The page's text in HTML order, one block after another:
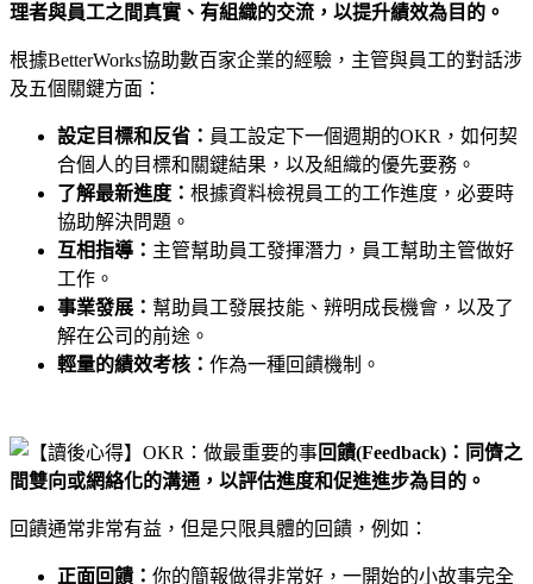
理者與員工之間真實、有組織的交流，以提升績效為目的。
根據BetterWorks協助數百家企業的經驗，主管與員工的對話涉
及五個關鍵方面：
設定目標和反省： 員工設定下一個週期的OKR，如何契
合個人的目標和關鍵結果，以及組織的優先要務。
了解最新進度： 根據資料檢視員工的工作進度，必要時
協助解決問題。
互相指導： 主管幫助員工發揮潛力，員工幫助主管做好
工作。
事業發展： 幫助員工發展技能、辨明成長機會，以及了
解在公司的前途。
輕量的績效考核： 作為一種回饋機制。
回饋(Feedback)：同儕之
間雙向或網絡化的溝通，以評估進度和促進進步為目的。
回饋通常非常有益，但是只限具體的回饋，例如：
正面回饋： 你的簡報做得非常好，一開始的小故事完全